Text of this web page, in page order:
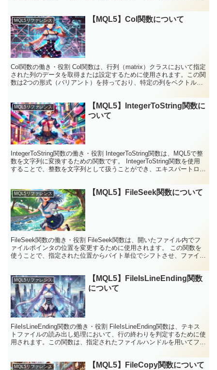
MQL5リファレンス 【MQL5】Col関数について
Col関数の働き・役割 Col関数は、行列（matrix）クラスにおいて指定
された列のデータを取得または設定するために使用されます。この関
数は2つの形式（バリアント）を持っており、特定の列をベクトルと
MQL5リファレンス
【MQL5】IntegerToString関数に
ついて
IntegerToString関数の働き・役割 IntegerToString関数は、MQL5で整
数を文字列に変換するための関数です。 IntegerToString関数を使用
することで、整数を文字列として扱うことができ、エキスパートログ
MQL5リファレンス 【MQL5】FileSeek関数について
FileSeek関数の働き・役割 FileSeek関数は、開いたファイル内でフ
ァイルポインタの位置を変更するために使用されます。 この関数を
使うことで、指定された位置からバイト単位でシフトさせ、ファイル
MQL5リファレンス
【MQL5】FileIsLineEnding関数
について
FileIsLineEnding関数の働き・役割 FileIsLineEnding関数は、テキス
トファイルの読み出し処理において、行の終わりを判定するために使
用されます。この関数は、指定されたファイルハンドルを用いてファ
MQL5リファレンス 【MQL5】FileCopy関数について